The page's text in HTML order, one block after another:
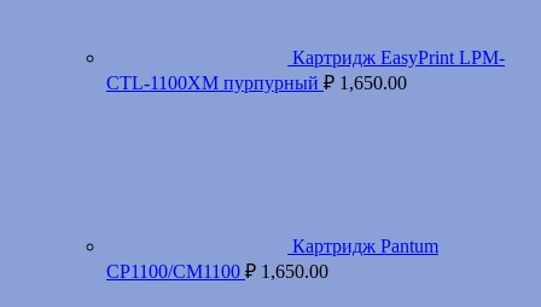
Картридж EasyPrint LPM-
CTL-1100XM пурпурный ₽ 1,650.00
Картридж Pantum
CP1100/CM1100 ₽ 1,650.00